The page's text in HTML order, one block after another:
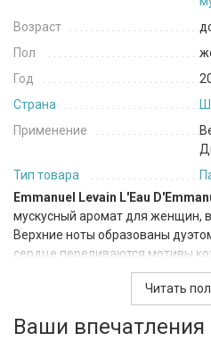
Возраст
Пол
Год
Страна
Применение
Тип товара
Emmanuel Levain L'Eau
мускусный аромат для женщин,
Верхние ноты образованы
сердце переливаются мотивы
амбры. В завершении звучит
ладана и сандалового дерева.
Читать
Ваши впечатления